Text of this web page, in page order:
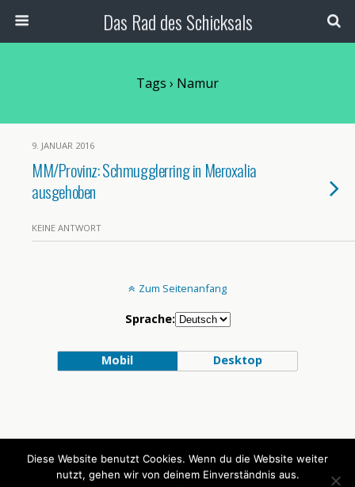
Das Rad des Schicksals
Tags › Namur
9. JANUAR 2016
MM/Provinz: Schmugglerring in Meroxalia
ausgehoben
KEINE ANTWORT
Zum Seitenanfang
Sprache:
Mobil Desktop
Diese Website benutzt Cookies. Wenn du die Website weiter
nutzt, gehen wir von deinem Einverständnis aus.